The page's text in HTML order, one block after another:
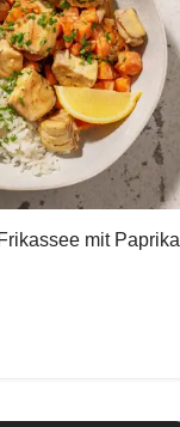
mit Paprika